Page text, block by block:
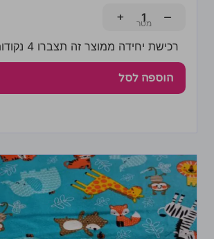
−
+
רכישת יחידה ממוצר זה תצברו 4 נקודות!
הוספה לסל